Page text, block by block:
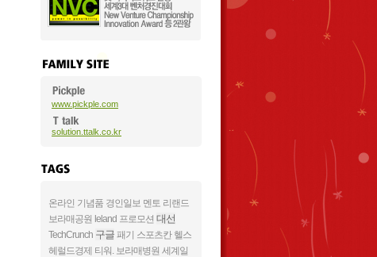
www.pickple.com
solution.ttalk.co.kr
온라인 기념품 경인일보 멘토 리랜드
보라매공원 leland 프로모션 대선
TechCrunch 구글 패기 스포츠칸 헬스
헤럴드경제 티워. 보라매병원 세계일